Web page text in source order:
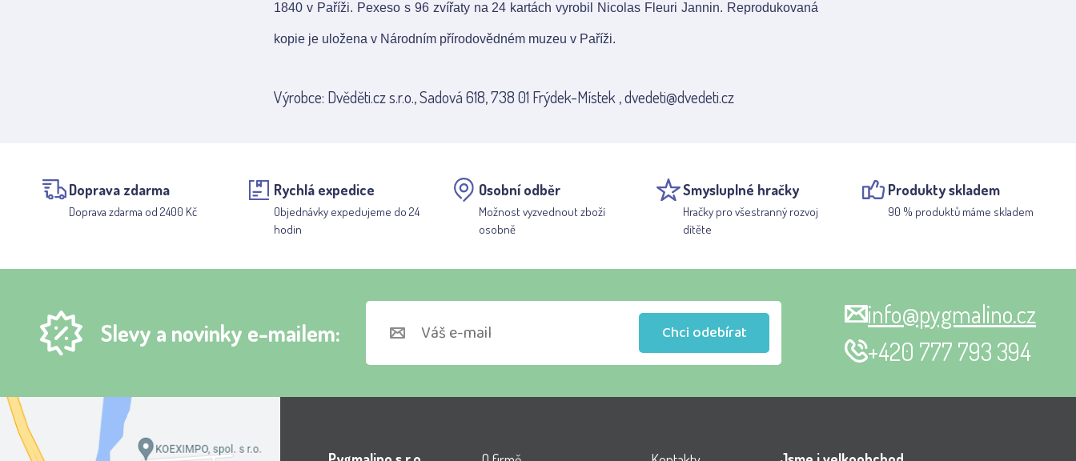
1840 v Paříži. Pexeso s 96 zvířaty na 24 kartách vyrobil Nicolas Fleuri Jannin. Reprodukovaná
kopie je uložena v Národním přírodovědném muzeu v Paříži.
Výrobce: Dvěděti.cz s.r.o., Sadová 618, 738 01 Frýdek-Místek , dvedeti@dvedeti.cz
Doprava zdarma
Doprava zdarma od 2400 Kč
Rychlá expedice
Objednávky expedujeme do 24
hodin
Osobní odběr
Možnost vyzvednout zboží
osobně
Smysluplné hračky
Hračky pro všestranný rozvoj
dítěte
Produkty skladem
90 % produktů máme skladem
Slevy a novinky e-mailem: Chci odebírat
info@pygmalino.cz
+420 777 793 394